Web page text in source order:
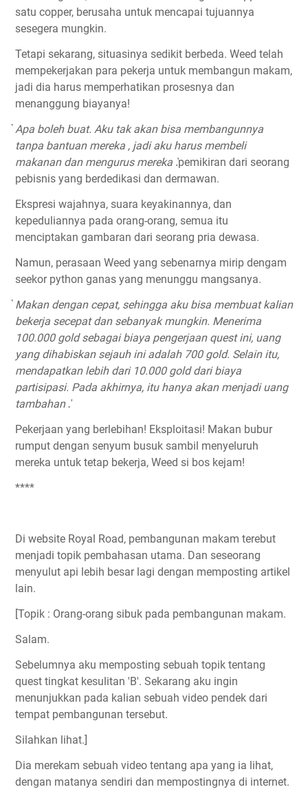
satu copper, berusaha untuk mencapai tujuannya
sesegera mungkin.
Tetapi sekarang, situasinya sedikit berbeda. Weed telah
mempekerjakan para pekerja untuk membangun makam,
jadi dia harus memperhatikan prosesnya dan
menanggung biayanya!
Apa boleh buat. Aku tak akan bisa membangunnya
tanpa bantuan mereka , jadi aku harus membeli
makanan dan mengurus mereka .҆pemikiran dari seorang
pebisnis yang berdedikasi dan dermawan.
Ekspresi wajahnya, suara keyakinannya, dan
kepeduliannya pada orang-orang, semua itu
menciptakan gambaran dari seorang pria dewasa.
Namun, perasaan Weed yang sebenarnya mirip dengam
seekor python ganas yang menunggu mangsanya.
Makan dengan cepat, sehingga aku bisa membuat kalian
bekerja secepat dan sebanyak mungkin. Menerima
100.000 gold sebagai biaya pengerjaan quest ini, uang
yang dihabiskan sejauh ini adalah 700 gold. Selain itu,
mendapatkan lebih dari 10.000 gold dari biaya
partisipasi. Pada akhirnya, itu hanya akan menjadi uang
tambahan .҆
Pekerjaan yang berlebihan! Eksploitasi! Makan bubur
rumput dengan senyum busuk sambil menyeluruh
mereka untuk tetap bekerja, Weed si bos kejam!
****
Di website Royal Road, pembangunan makam terebut
menjadi topik pembahasan utama. Dan seseorang
menyulut api lebih besar lagi dengan memposting artikel
lain.
[Topik : Orang-orang sibuk pada pembangunan makam.
Salam.
Sebelumnya aku memposting sebuah topik tentang
quest tingkat kesulitan 'B'. Sekarang aku ingin
menunjukkan pada kalian sebuah video pendek dari
tempat pembangunan tersebut.
Silahkan lihat.]
Dia merekam sebuah video tentang apa yang ia lihat,
dengan matanya sendiri dan mempostingnya di internet.